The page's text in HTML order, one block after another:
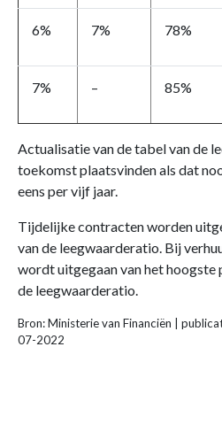
6% 7% 78%
7% – 85%
Actualisatie van de tabel van de
toekomst plaatsvinden als dat
eens per vijf jaar.
Tijdelijke contracten worden
van de leegwaarderatio. Bij
wordt uitgegaan van het hoogste
de leegwaarderatio.
Bron: Ministerie van Financiën |
07-2022